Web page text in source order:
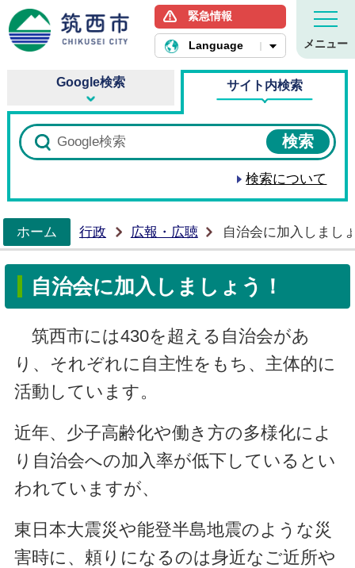
筑西市ホームページ
緊急情報
Language メニュー
Google検索 サイト内検索
検索について
ホーム
行政 広報・広聴 自治会に加入しまし
自治会に加入しましょう！
筑西市には430を超える自治会があ
り、それぞれに自主性をもち、主体的に
活動しています。
近年、少子高齢化や働き方の多様化によ
り自治会への加入率が低下しているとい
われていますが、
東日本大震災や能登半島地震のような災
害時に、頼りになるのは身近なご近所や